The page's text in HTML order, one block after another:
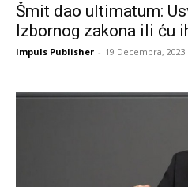
Šmit dao ultimatum:
Izbornog zakona ili ću
Impuls Publisher - 19 Decembra, 2023